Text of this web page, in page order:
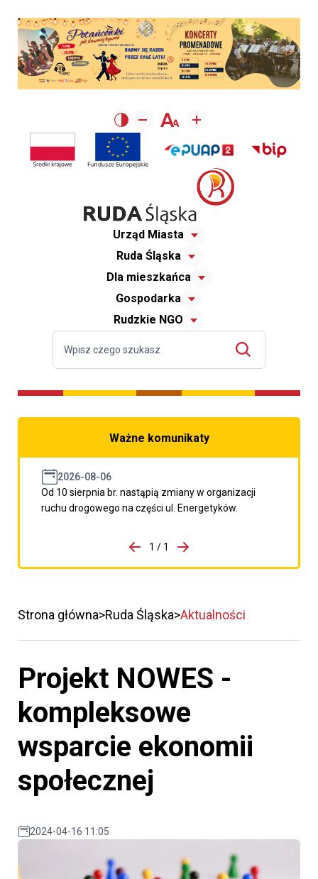
Urząd Miasta
Ruda Śląska
Dla mieszkańca
Gospodarka
Rudzkie NGO
Ważne komunikaty
2026-08-06
Od 10 sierpnia br. nastąpią zmiany w organizacji
ruchu drogowego na części ul. Energetyków.
porzpedniego komunikatu
1 / 1
Przejdź do następnego
Strona główna Ruda Śląska Aktualności
Projekt NOWES -
kompleksowe
wsparcie ekonomii
społecznej
2024-04-16 11:05